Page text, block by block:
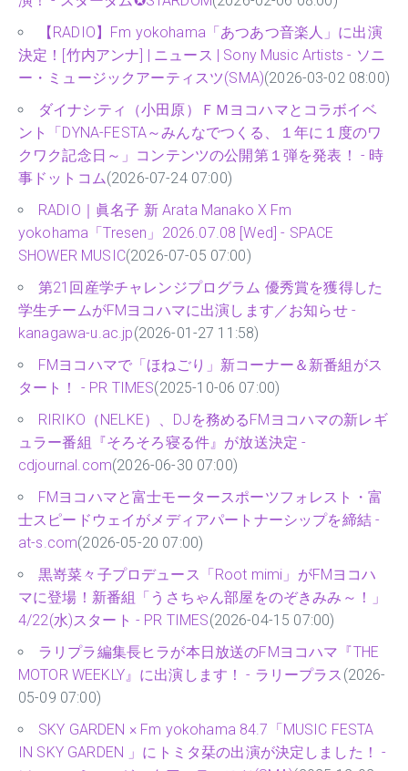
【RADIO】Fm yokohama「あつあつ音楽人」に出演
決定！[竹内アンナ] | ニュース | Sony Music Artists - ソニ
ー・ミュージックアーティスツ(SMA)(2026-03-02 08:00)
ダイナシティ（小田原）ＦＭヨコハマとコラボイベ
ント「DYNA-FESTA～みんなでつくる、１年に１度のワ
クワク記念日～」コンテンツの公開第１弾を発表！ - 時
事ドットコム(2026-07-24 07:00)
RADIO｜眞名子 新 Arata Manako X Fm
yokohama「Tresen」2026.07.08 [Wed] - SPACE
SHOWER MUSIC(2026-07-05 07:00)
第21回産学チャレンジプログラム 優秀賞を獲得した
学生チームがFMヨコハマに出演します／お知らせ -
kanagawa-u.ac.jp(2026-01-27 11:58)
FMヨコハマで「ほねごり」新コーナー＆新番組がス
タート！ - PR TIMES(2025-10-06 07:00)
RIRIKO（NELKE）、DJを務めるFMヨコハマの新レギ
ュラー番組『そろそろ寝る件』が放送決定 -
cdjournal.com(2026-06-30 07:00)
FMヨコハマと富士モータースポーツフォレスト・富
士スピードウェイがメディアパートナーシップを締結 -
at-s.com(2026-05-20 07:00)
黒嵜菜々子プロデュース「Root mimi」がFMヨコハ
マに登場！新番組「うさちゃん部屋をのぞきみみ～！」
4/22(水)スタート - PR TIMES(2026-04-15 07:00)
ラリプラ編集長ヒラが本日放送のFMヨコハマ『THE
MOTOR WEEKLY』に出演します！ - ラリープラス (2026-
05-09 07:00)
SKY GARDEN × Fm yokohama 84.7「MUSIC FESTA
IN SKY GARDEN 」にトミタ栞の出演が決定しました！ -